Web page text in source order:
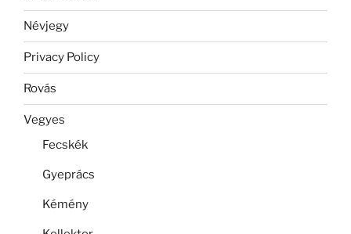
Névjegy
Privacy Policy
Rovás
Vegyes
Fecskék
Gyeprács
Kémény